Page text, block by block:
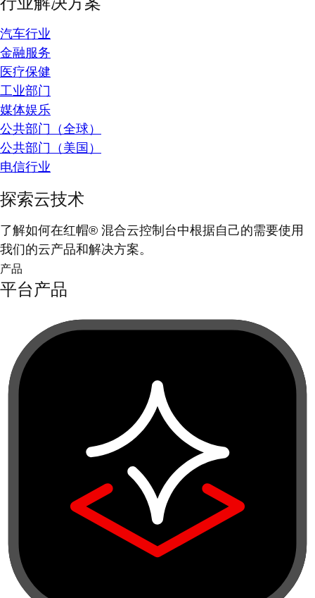
汽车行业
金融服务
医疗保健
工业部门
媒体娱乐
公共部门（全球）
公共部门（美国）
电信行业
探索云技术
了解如何在红帽® 混合云控制台中根据自己的需要使用
我们的云产品和解决方案。
产品
平台产品